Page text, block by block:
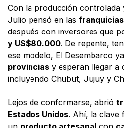
Con la producción controlada
Julio pensó en las franquicias
después con inversores que
y US$80.000. De repente,
ese modelo, El Desembarco
provincias y esperan llegar a
incluyendo Chubut, Jujuy y
Lejos de conformarse, abrió
Estados Unidos. Ahí, la clave